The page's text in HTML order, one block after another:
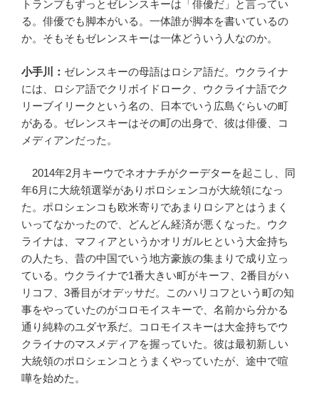
トランプもずっとゼレンスキーは「俳優だ」と言ってい
る。俳優でも脚本がいる。一体誰が脚本を書いているの
か。そもそもゼレンスキーは一体どういう人なのか。
小手川： ゼレンスキーの母語はロシア語だ。ウクライナ
には、ロシア語でクリボイドローク、ウクライナ語でク
リーブイリークという名の、日本でいう広島ぐらいの町
がある。ゼレンスキーはその町の出身で、彼は俳優、コ
メディアンだった。
2014年2月キーウでネオナチがクーデターを起こし、同
年6月に大統領選挙がありポロシェンコが大統領になっ
た。ポロシェンコも欧米寄りであまりロシアとはうまく
いってなかったので、どんどん経済が悪くなった。ウク
ライナは、マフィアというかオリガルヒという大金持ち
の人たち、昔の中国でいう地方豪族の集まりで成り立っ
ている。ウクライナで1番大きい町がキーフ、2番目がハ
リコフ、3番目がオデッサだ。このハリコフという町の知
事をやっていたのがコロモイスキーで、名前から分かる
通り純粋のユダヤ系だ。コロモイスキーは大金持ちでウ
クライナのマスメディアを握っていた。彼は最初新しい
大統領のポロシェンコとうまくやっていたが、途中で喧
嘩を始めた。